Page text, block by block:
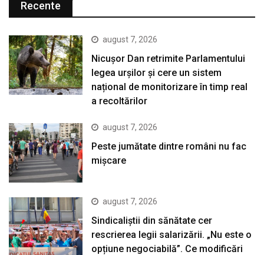
Recente
august 7, 2026
Nicușor Dan retrimite Parlamentului
legea urșilor și cere un sistem
național de monitorizare în timp real
a recoltărilor
august 7, 2026
Peste jumătate dintre români nu fac
mișcare
august 7, 2026
Sindicaliștii din sănătate cer
rescrierea legii salarizării. „Nu este o
opțiune negociabilă”. Ce modificări